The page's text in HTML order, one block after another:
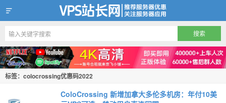
VPS站长网
标签：colocrossing优惠码2022
ColoCrossing 新增加拿大多伦多机房：年付10美